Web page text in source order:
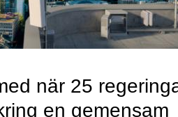
när 25
en gemensam